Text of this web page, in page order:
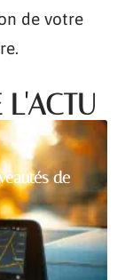
de votre
L'ACTU
de